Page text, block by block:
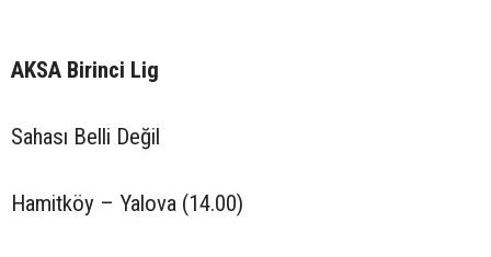
AKSA Birinci Lig
Sahası Belli Değil
Hamitköy – Yalova (14.00)